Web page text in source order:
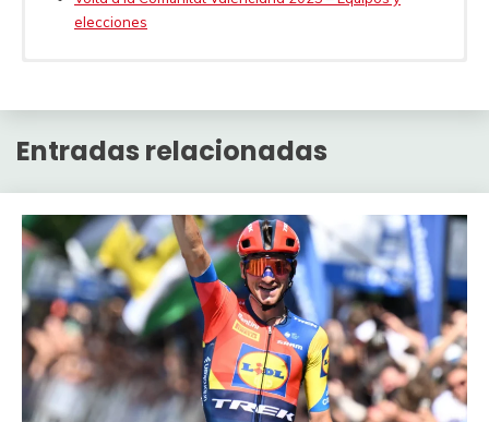
elecciones
2 (CRI)
BRUTTOMESSO
Alberto
BAHRAIN 75
4 CARUSO Damiano BAHRAIN 175
5 GOVEKAR Matevz BAHRAIN 100
PAASSCHENS
Mathijs
BAHRAIN 50
Entradas relacionadas